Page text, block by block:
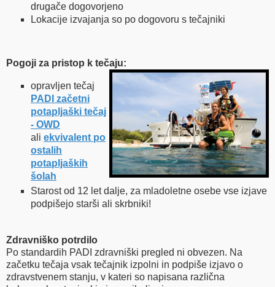
drugače dogovorjeno
Lokacije izvajanja so po dogovoru s tečajniki
Pogoji za pristop k tečaju:
opravljen tečaj
PADI začetni
potapljaški tečaj
- OWD
ali ekvivalent po
ostalih
potapljaških
šolah
Starost od 12 let dalje, za mladoletne osebe vse izjave
podpišejo starši ali skrbniki!
Zdravniško potrdilo
Po standardih PADI zdravniški pregled ni obvezen. Na
začetku tečaja vsak tečajnik izpolni in podpiše izjavo o
zdravstvenem stanju, v kateri so napisana različna